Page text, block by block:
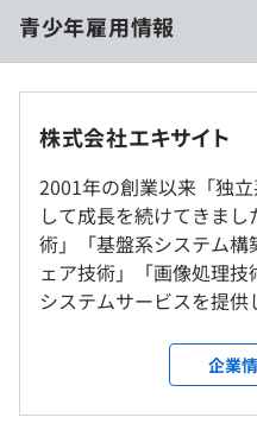
います。
・新入社員研修（ビジネス
※社内独自のIT基礎研修を
っくり学習できます。
・OJT制度（先輩社員のサ
専門知識やスキルを身に
・勉強会や技術発表会の
・階層別研修（管理職者研
受動喫煙防止措置に関する
16：30～17：00
◆1Dayインターン
休憩時間：12:00〜13:00（
平均残業時間：平均5.2時間
実施日のみ
青少年雇用情報
過去３年間の新卒採用者数
前年度 採用者数3人 離職
2年度前 採用者数3人 離
3年度前 採用者数0人 離職
過去３年間の新卒採用者
前年度 男性3人 女性1人
3年度前 男性0人 女性0人
12.3年
株式会社エキサイト
2001年の創業以来「独
して成長を続けてきま
術」「基盤系システム
ェア技術」「画像処理
システムサービスを提供していま
開発 （使用言語：Java,
React, python, Swift,
企業